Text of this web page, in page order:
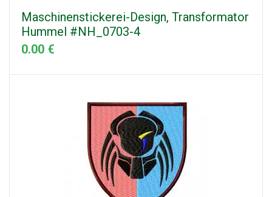
Maschinenstickerei-Design, Transformator
Hummel #NH_0703-4
0.00 €